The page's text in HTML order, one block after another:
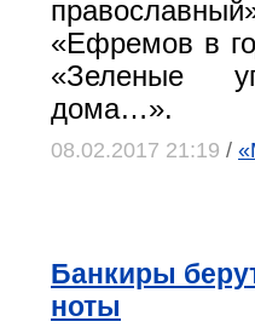
«Ефремов в
«Зеленые
дома…».
08.02.2017 21:19 /
Банкиры
ноты